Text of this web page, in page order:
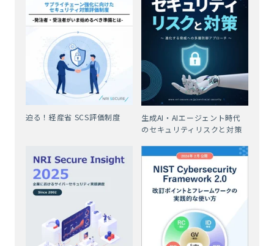
迫る！経産省 SCS評価制度
生成AI・AIエージェント時代
のセキュリティリスクと対策